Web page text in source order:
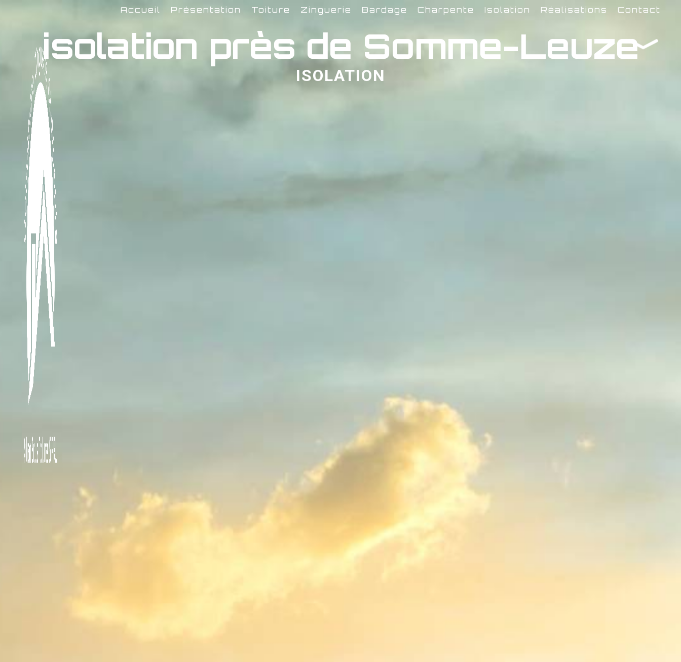
Accueil Présentation Toiture Zinguerie Bardage Charpente Isolation Réalisations Contact
isolation près de Somme-Leuze
ISOLATION
Panneau de gestion des cookies